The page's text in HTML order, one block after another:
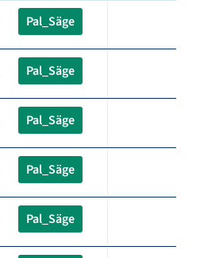
Pal_Säge
Pal_Säge
Pal_Säge
Pal_Säge
Pal_Säge